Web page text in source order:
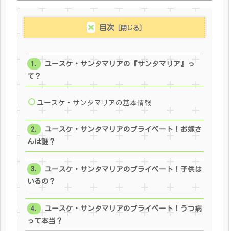
目次
ユースケ・サンタマリアの『サンタマリア』っ
て？
ユースケ・サンタマリアの基本情報
ユースケ・サンタマリアのプライベート！お嫁さ
んは誰？
ユースケ・サンタマリアのプライベート！子供は
いるの？
ユースケ・サンタマリアのプライベート！うつ病
って本当？